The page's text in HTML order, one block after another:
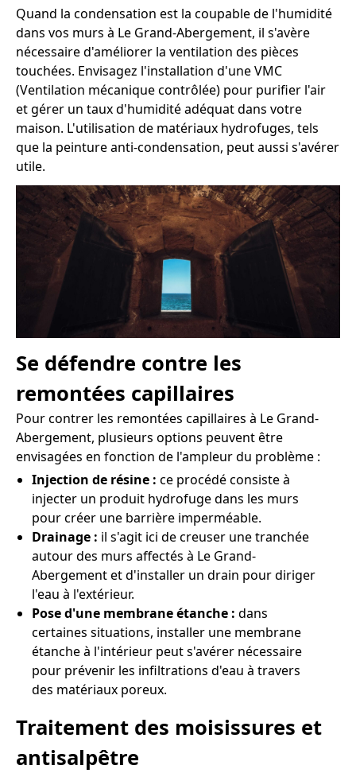
Quand la condensation est la coupable de l'humidité
dans vos murs à Le Grand-Abergement, il s'avère
nécessaire d'améliorer la ventilation des pièces
touchées. Envisagez l'installation d'une VMC
(Ventilation mécanique contrôlée) pour purifier l'air
et gérer un taux d'humidité adéquat dans votre
maison. L'utilisation de matériaux hydrofuges, tels
que la peinture anti-condensation, peut aussi s'avérer
utile.
Se défendre contre les
remontées capillaires
Pour contrer les remontées capillaires à Le Grand-
Abergement, plusieurs options peuvent être
envisagées en fonction de l'ampleur du problème :
Injection de résine : ce procédé consiste à
injecter un produit hydrofuge dans les murs
pour créer une barrière imperméable.
Drainage : il s'agit ici de creuser une tranchée
autour des murs affectés à Le Grand-
Abergement et d'installer un drain pour diriger
l'eau à l'extérieur.
Pose d'une membrane étanche : dans
certaines situations, installer une membrane
étanche à l'intérieur peut s'avérer nécessaire
pour prévenir les infiltrations d'eau à travers
des matériaux poreux.
Traitement des moisissures et
antisalpêtre